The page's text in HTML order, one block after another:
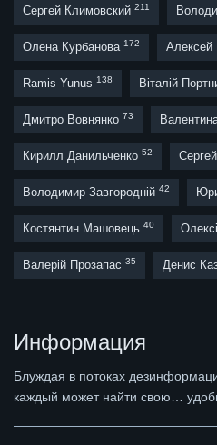
Сергей Климовский 211
Олена Курбанова 172 Алексей
Ramis Yunus 138 Віталій
Дмитро Вовнянко 73
Кирилл Данильченко 52
Володимир Завгородній 42
Костянтин Машовець 40
Валерій Прозапас 35 Денис
Информация
Блуждая в потоках
каждый может найти свою…